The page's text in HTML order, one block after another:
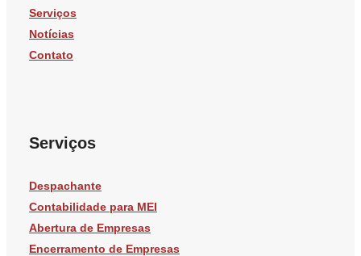
Serviços
Notícias
Contato
Serviços
Despachante
Contabilidade para MEI
Abertura de Empresas
Encerramento de Empresas